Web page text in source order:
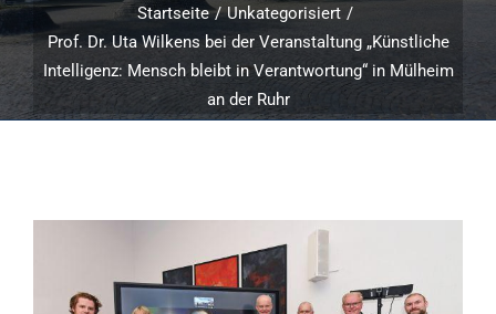
Startseite
Unkategorisiert
Prof. Dr. Uta Wilkens bei der Veranstaltung „Künstliche
Intelligenz: Mensch bleibt in Verantwortung“ in Mülheim
an der Ruhr